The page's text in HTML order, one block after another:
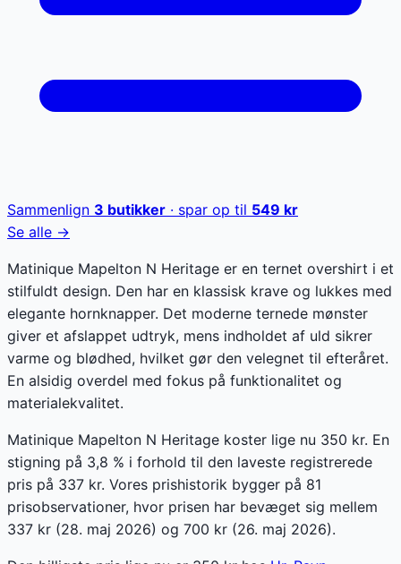
Sammenlign 3 butikker · spar op til 549 kr
Se alle →
Matinique Mapelton N Heritage er en ternet overshirt i et
stilfuldt design. Den har en klassisk krave og lukkes med
elegante hornknapper. Det moderne ternede mønster
giver et afslappet udtryk, mens indholdet af uld sikrer
varme og blødhed, hvilket gør den velegnet til efteråret.
En alsidig overdel med fokus på funktionalitet og
materialekvalitet.
Matinique Mapelton N Heritage koster lige nu 350 kr. En
stigning på 3,8 % i forhold til den laveste registrerede
pris på 337 kr. Vores prishistorik bygger på 81
prisobservationer, hvor prisen har bevæget sig mellem
337 kr (28. maj 2026) og 700 kr (26. maj 2026).